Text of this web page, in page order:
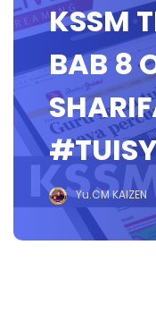
KSSM
BAB 8
Yu.CM KAIZEN